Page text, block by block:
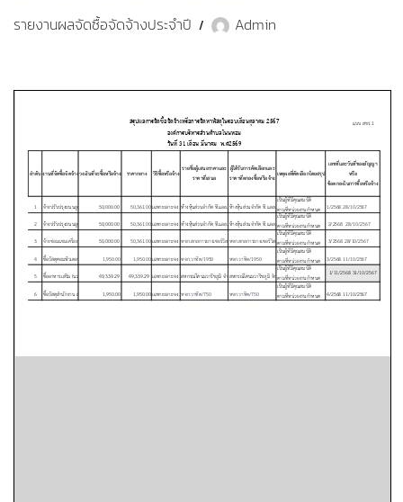
รายงานผลจัดซื้อจัดจ้างประจำปี Admin